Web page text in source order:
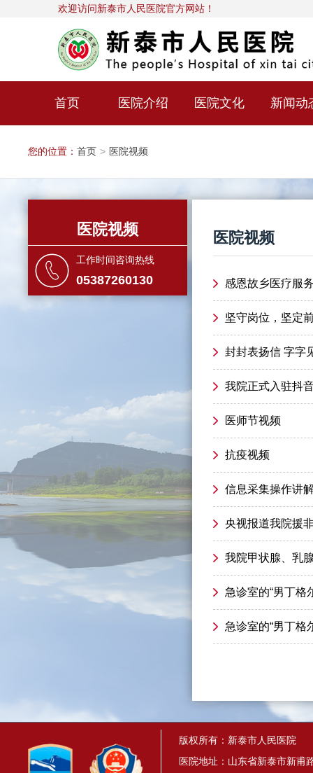
欢迎访问新泰市人民医院官方网站！
首页 医院介绍 医院文化 新闻动
您的位置： 首页 > 医院视频
医院视频
工作时间咨询热线
05387260130
医院视频
感恩故乡医疗服
坚守岗位，坚定
封封表扬信 字字
我院正式入驻抖
医师节视频
抗疫视频
信息采集操作讲
央视报道我院援
我院甲状腺、乳
急诊室的“男丁格
急诊室的“男丁格
版权所有：新泰市人民医院
医院地址：山东省新泰市新甫